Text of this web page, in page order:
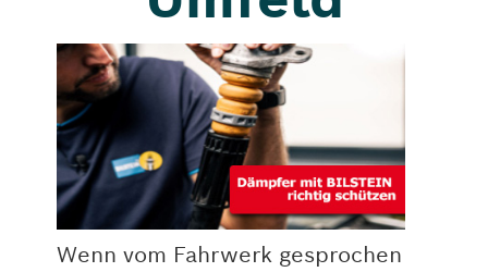
Wenn vom Fahrwerk gesprochen